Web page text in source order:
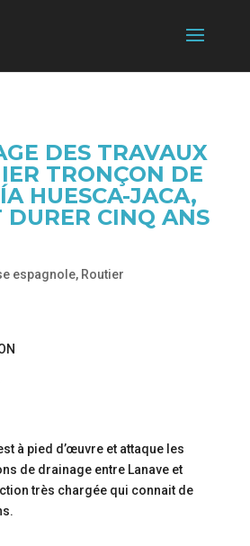
DES TRAVAUX
TRONÇON DE
HUESCA-JACA,
DURER CINQ ANS
espagnole, Routier
à pied d’œuvre et attaque les
de drainage entre Lanave et
très chargée qui connait de